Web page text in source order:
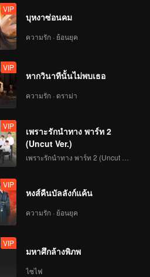
VIP
บุหงาซ่อนคม
ความรัก · ย้อนยุค
VIP
หากวินาทีนั้นไม่พบเธอ
ความรัก · ดราม่า
VIP
เพราะรักนำทาง พาร์ท 2
(Uncut Ver.)
VIP
หงส์คืนบัลลังก์แค้น
ความรัก · ย้อนยุค
VIP
มหาศึกล้างพิภพ
ไซไฟ